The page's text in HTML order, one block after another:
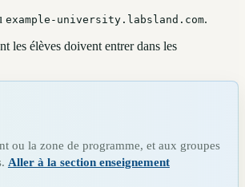
example-university.labsland.com.
les élèves doivent entrer dans les
ou la zone de programme, et aux groupes
Aller à la section enseignement